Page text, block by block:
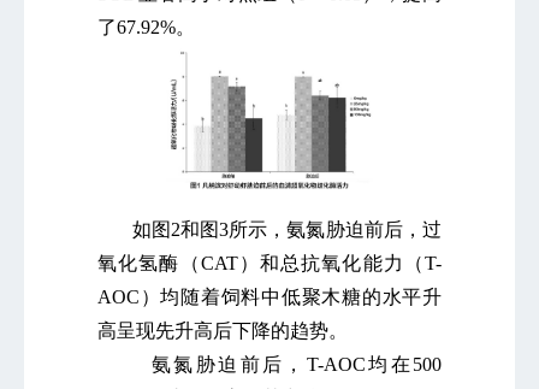
了67.92%。
如图2和图3所示，氨氮胁迫前后，过
氧化氢酶（CAT）和总抗氧化能力（T-
AOC）均随着饲料中低聚木糖的水平升
高呈现先升高后下降的趋势。
氨氮胁迫前后，T-AOC均在500